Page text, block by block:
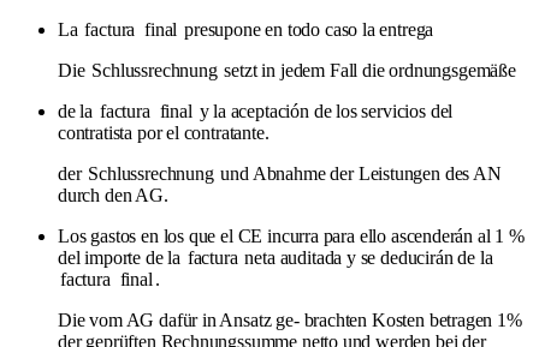
La factura final presupone en todo caso la entrega
Die Schlussrechnung setzt in jedem Fall die ordnungsgemäße
de la factura final y la aceptación de los servicios del
contratista por el contratante.
der Schlussrechnung und Abnahme der Leistungen des AN
durch den AG.
Los gastos en los que el CE incurra para ello ascenderán al 1 %
del importe de la factura neta auditada y se deducirán de la
factura final .
Die vom AG dafür in Ansatz ge- brachten Kosten betragen 1%
der geprüften Rechnungssumme netto und werden bei der